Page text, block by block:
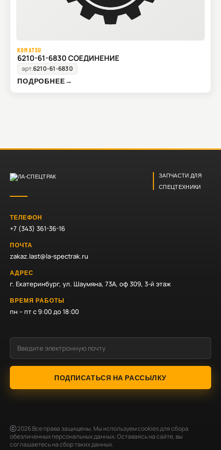
KOMATSU
6210-61-6830 СОЕДИНЕНИЕ
арт.6210-61-6830
ПОДРОБНЕЕ→
ЗАПЧАСТИ ДЛЯ
СПЕЦТЕХНИКИ
ТЕЛЕФОН
+7 (343) 361-36-16
ПОЧТА
zakaz.last@la-spectrak.ru
АДРЕС
г. Екатеринбург, ул. Шаумяна, 73А, оф 309, 3-й этаж
ВРЕМЯ РАБОТЫ
пн – пт с 9:00 до 18:00
ПОДПИСАТЬСЯ НА РАССЫЛКУ
2026Все права защищены. Мы используем cookies для сбора
обезличенных персональных данных. Оставаясь на сайте, вы
соглашаетесь на сбор таких данных.